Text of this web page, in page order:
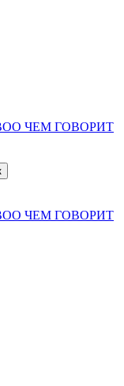
О ЧЕМ ГОВОРИТ
О ЧЕМ ГОВОРИТ